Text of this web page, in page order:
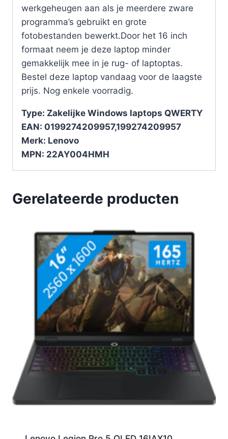
werkgeheugen aan als je meerdere zware
programma’s gebruikt en grote
fotobestanden bewerkt.Door het 16 inch
formaat neem je deze laptop minder
gemakkelijk mee in je rug- of laptoptas.
Bestel deze laptop vandaag voor de laagste
prijs. Nog enkele voorradig.
Type: Zakelijke Windows laptops QWERTY
EAN: 0199274209957,199274209957
Merk: Lenovo
MPN: 22AY004HMH
Gerelateerde producten